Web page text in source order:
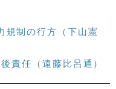
規制の行方（下山憲
責任（遠藤比呂通）